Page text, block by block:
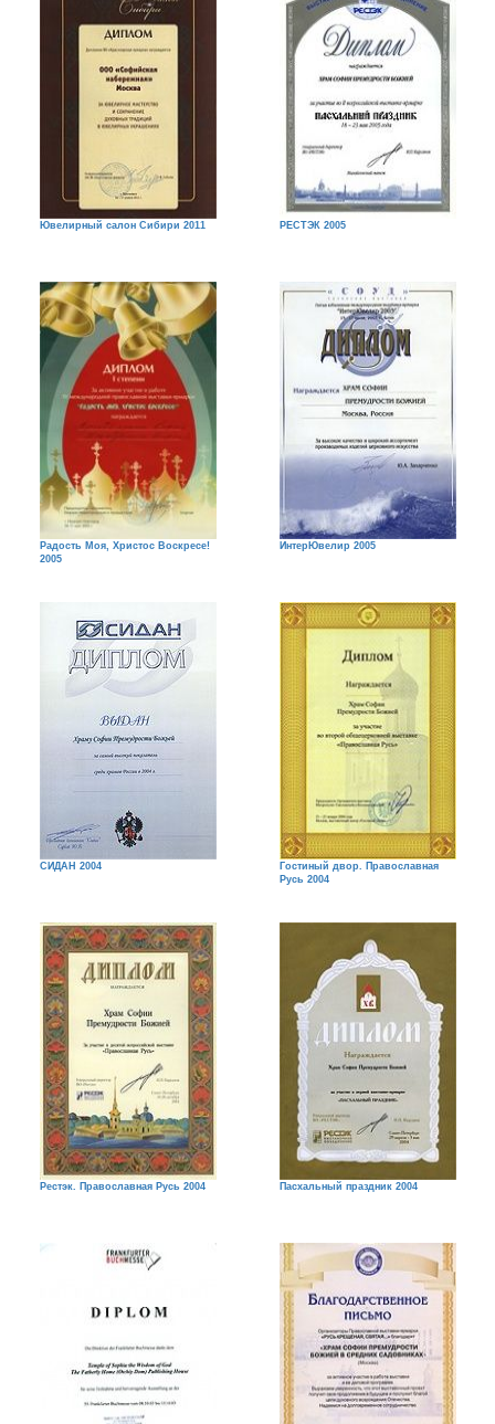
Ювелирный салон Сибири 2011 РЕСТЭК 2005
Радость Моя, Христос Воскресе!
2005
ИнтерЮвелир 2005
СИДАН 2004
Гостиный двор. Православная
Русь 2004
Рестэк. Православная Русь 2004 Пасхальный праздник 2004